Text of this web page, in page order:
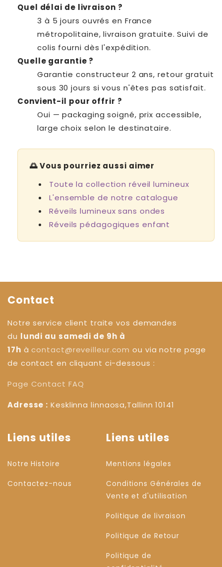
Quel délai de livraison ?
3 à 5 jours ouvrés en France
métropolitaine, livraison gratuite. Suivi de
colis fourni dès l'expédition.
Quelle garantie ?
Garantie constructeur 2 ans, retour gratuit
sous 30 jours si vous n'êtes pas satisfait.
Convient-il pour offrir ?
Oui — packaging soigné, prix accessible,
large choix selon le destinataire.
🌅 Vous pourriez aussi aimer
Toute la collection réveil lumineux
L'ensemble de notre catalogue
Réveils lumineux sans ondes
Réveils pédagogiques enfant
Contact
Notre service client traite vos demandes
du lundi au samedi de 9h à
17h àcontact@reveilleur.com ou via notre page
de contact en cliquant ci-dessous :
Page Contact FAQ
Adresse : Kesklinna linnaosa,Tallinn 10141
Liens utiles
Notre Histoire
Contactez-nous
Liens utiles
Mentions légales
Conditions Générales de
Vente et d'utilisation
Politique de livraison
Politique de Retour
Politique de